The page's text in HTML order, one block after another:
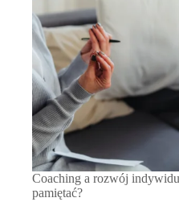
Coaching a rozwój
pamiętać?